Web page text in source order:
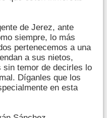
de Jerez, ante
siempre, lo más
pertenecemos a una
a sus nietos,
temor de decirles lo
Díganles que los
en esta